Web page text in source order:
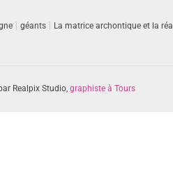
géants La matrice archontique et la
Realpix Studio, graphiste à Tours